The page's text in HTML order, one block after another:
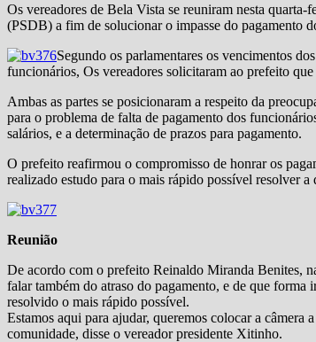
Os vereadores de Bela Vista se reuniram nesta
(PSDB) a fim de solucionar o impasse do pagamento
Segundo os parlamentares os vencimentos
funcionários, Os vereadores solicitaram ao prefeito
Ambas as partes se posicionaram a respeito da
para o problema de falta de pagamento dos
salários, e a determinação de prazos para pagamento.
O prefeito reafirmou o compromisso de honrar os
realizado estudo para o mais rápido possível resolver a
Reunião
De acordo com o prefeito Reinaldo Miranda Benites,
falar também do atraso do pagamento, e de que forma
resolvido o mais rápido possível.
Estamos aqui para ajudar, queremos colocar a câmera
comunidade, disse o vereador presidente Xitinho.